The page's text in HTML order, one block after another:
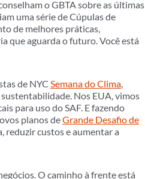
o GBTA sobre as últimas
uma série de Cúpulas de
de melhores práticas,
que aguarda o futuro. Você está
de NYC Semana do Clima,
Nos EUA, vimos
para uso do SAF. E fazendo
planos deGrande Desafio de
reduzir custos e aumentar a
O caminho à frente está